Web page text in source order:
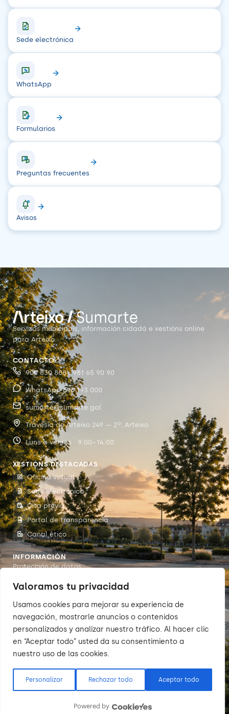
Valoramos tu privacidad
Usamos cookies para mejorar su experiencia de
navegación, mostrarle anuncios o contenidos
personalizados y analizar nuestro tráfico. Al hacer clic
en “Aceptar todo” usted da su consentimiento a
nuestro uso de las cookies.
Personalizar Rechazar todo Aceptar todo
Powered by
Sede electrónica
WhatsApp
Formularios
Preguntas frecuentes
Avisos
Servizos municipais, información cidadá e xestións online
para Arteixo.
CONTACTO
900 830 888 · 981 65 90 90
WhatsApp 698 193 000
sumarte@sumarte.gal
Travesía de Arteixo 249 — 2º, Arteixo
Luns a venres · 9:00–14:00
XESTIÓNS DESTACADAS
Oficina virtual
Sede electrónica
Cita previa
Portal de transparencia
Canal ético
INFORMACIÓN
Protección de datos
Aviso legal
Política de cookies
© 2026 Sumarte — Concello de
reservados.